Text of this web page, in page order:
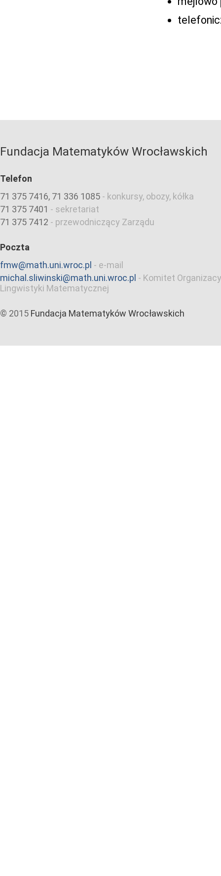
Fundacja Matematyków Wrocławskich
Telefon
71 375 7416, 71 336 1085 - konkursy, obozy, kółka
71 375 7401 - sekretariat
71 375 7412 - przewodniczący Zarządu
Poczta
fmw@math.uni.wroc.pl - e-mail
michal.sliwinski@math.uni.wroc.pl - Komitet
Lingwistyki Matematycznej
© 2015 Fundacja Matematyków Wrocławskich